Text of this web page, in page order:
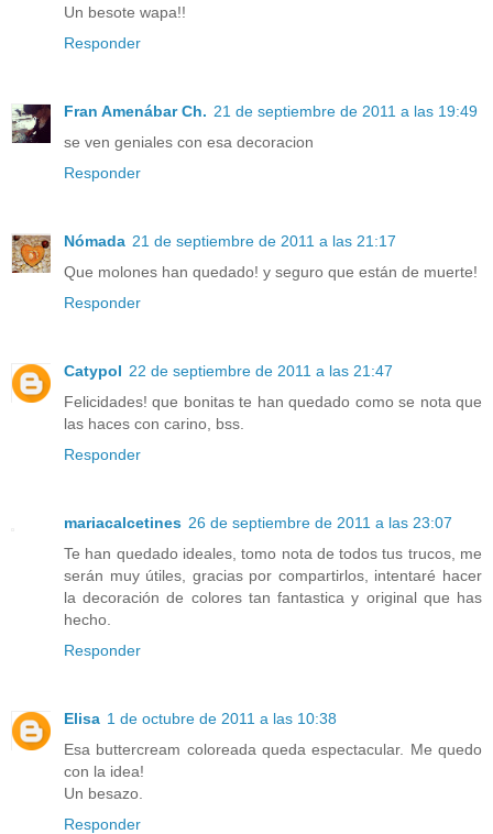
Un besote wapa!!
Responder
Fran Amenábar Ch. 21 de septiembre de 2011 a las 19:49
se ven geniales con esa decoracion
Responder
Nómada 21 de septiembre de 2011 a las 21:17
Que molones han quedado! y seguro que están de muerte!
Responder
Catypol 22 de septiembre de 2011 a las 21:47
Felicidades! que bonitas te han quedado como se nota que
las haces con carino, bss.
Responder
mariacalcetines 26 de septiembre de 2011 a las 23:07
Te han quedado ideales, tomo nota de todos tus trucos, me
serán muy útiles, gracias por compartirlos, intentaré hacer
la decoración de colores tan fantastica y original que has
hecho.
Responder
Elisa 1 de octubre de 2011 a las 10:38
Esa buttercream coloreada queda espectacular. Me quedo
con la idea!
Un besazo.
Responder